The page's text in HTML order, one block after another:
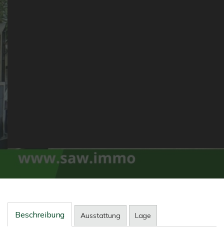
Beschreibung Ausstattung Lage